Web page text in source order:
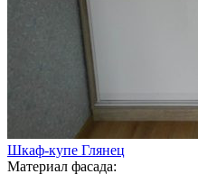
Шкаф-купе Глянец
Материал фасада: